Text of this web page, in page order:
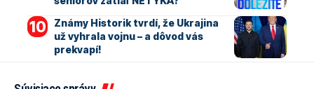
Známy Historik tvrdí, že Ukrajina
už vyhrala vojnu – a dôvod vás
prekvapí!